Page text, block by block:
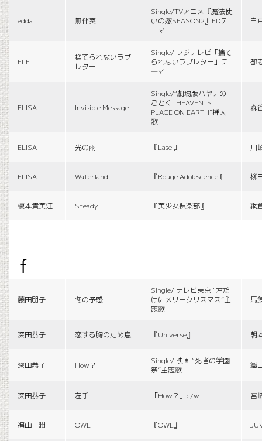
edda 無伴奏
Single/TVアニメ『魔法使
いの嫁SEASON2』EDテ
ーマ
白
ELE
捨てられないラブ
レター
Single/ フジテレビ「捨て
られないラブレター」テ
—マ
都
ELISA Invisible Message
Single/“劇場版ハヤテの
ごとく! HEAVEN IS
PLACE ON EARTH”挿入
歌
森
ELISA 光の雨 『Lasei』 川
ELISA Waterland 『Rouge Adolescence』 柳
榎本貴美江 Steady 『美少女倶楽部』 網
f
藤田朋子 冬の予感
Single/ テレビ東京 “君だ
けにメリークリスマス”主
題歌
馬
深田恭子 恋する胸のため息 『Universe』 朝
深田恭子 How？
Single/ 映画 “死者の学園
祭”主題歌
織
深田恭子 左手 「How？」c/w 宮
福山 潤 OWL 『OWL』